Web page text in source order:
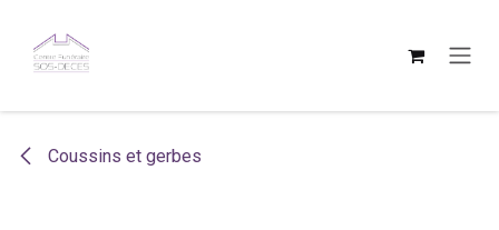
Coussins et gerbes